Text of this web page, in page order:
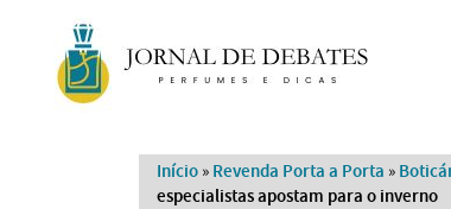
Início » Revenda Porta a Porta »
especialistas apostam para o inverno